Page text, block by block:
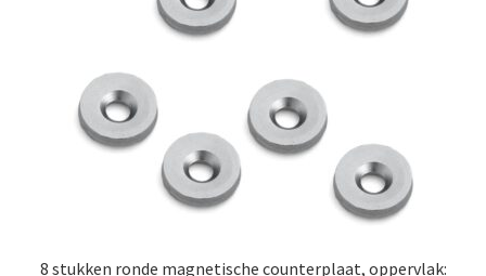
8 stukken ronde magnetische counterplaat, oppervlak: